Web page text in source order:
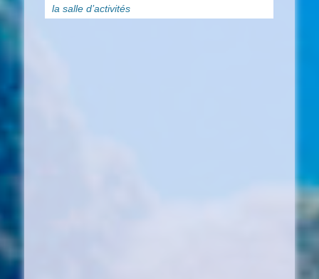
la salle d’activités